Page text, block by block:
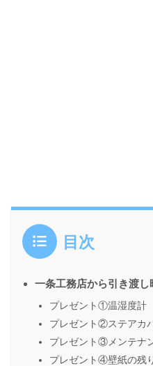
目次
一条工務店から引き渡
プレゼント①温湿度計
プレゼント②ステアカ
プレゼント③メンテナ
プレゼント④壁紙の残